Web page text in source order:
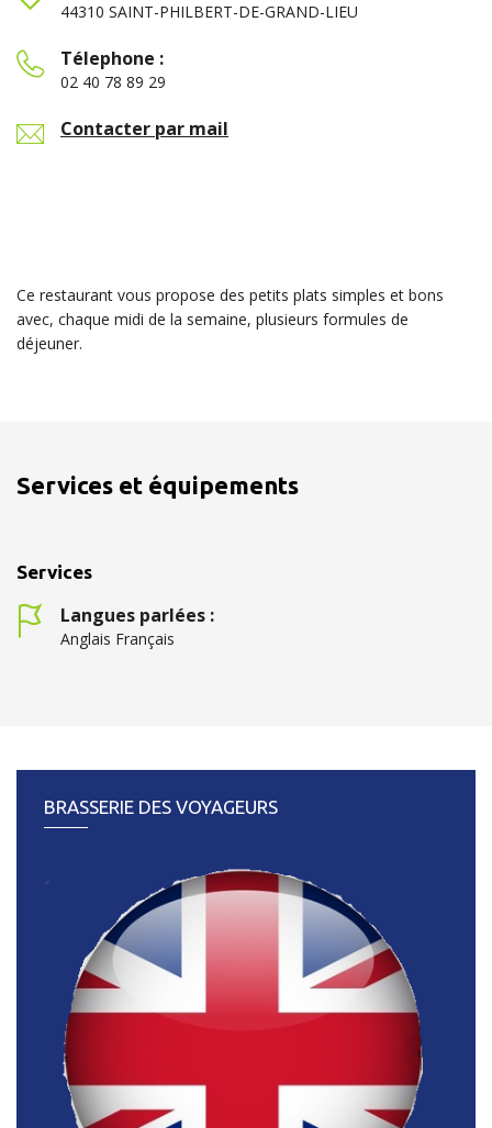
44310 SAINT-PHILBERT-DE-GRAND-LIEU
Télephone :
02 40 78 89 29
Contacter par mail
Ce restaurant vous propose des petits plats simples et bons
avec, chaque midi de la semaine, plusieurs formules de
déjeuner.
Services et équipements
Services
Langues parlées :
Anglais Français
BRASSERIE DES VOYAGEURS